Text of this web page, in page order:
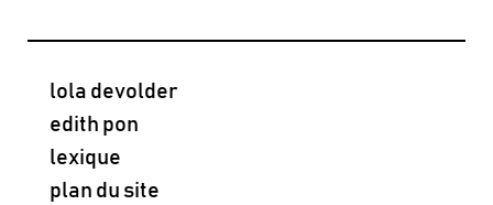
lola devolder
edith pon
lexique
plan du site